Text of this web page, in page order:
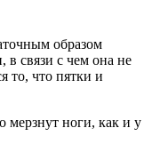
образом
в связи с чем она не
то, что пятки и
мерзнут ноги, как и у